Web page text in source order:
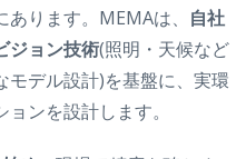
あります。MEMAは、 自社
ジョン技術(照明・天候など
デル設計)を基盤に、実環
ンを設計します。